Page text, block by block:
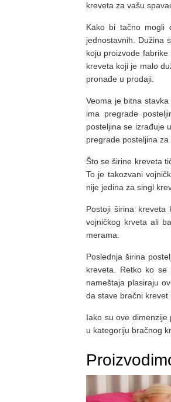
kreveta za vašu
Kako bi tačno mogli
jednostavnih. Dužina
koju proizvode
kreveta koji je malo
pronađe u prodaji.
Veoma je bitna
ima pregrade
posteljina se izrađuje
pregrade posteljina
Što se širine kreveta
To je takozvani
nije jedina za singl
Postoji širina
vojničkog krveta ali
merama.
Poslednja širina
kreveta. Retko ko
nameštaja plasiraju
da stave bračni krevet
Iako su ove
u kategoriju bračnog